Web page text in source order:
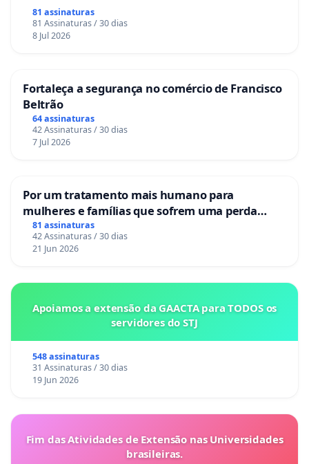
81 assinaturas
81 Assinaturas / 30 dias
8 Jul 2026
Fortaleça a segurança no comércio de Francisco
Beltrão
64 assinaturas
42 Assinaturas / 30 dias
7 Jul 2026
Por um tratamento mais humano para
mulheres e famílias que sofrem uma perda
gestacional nos hospitais portugueses
81 assinaturas
42 Assinaturas / 30 dias
21 Jun 2026
Apoiamos a extensão da GAACTA para TODOS os
servidores do STJ
548 assinaturas
31 Assinaturas / 30 dias
19 Jun 2026
Fim das Atividades de Extensão nas Universidades
brasileiras.